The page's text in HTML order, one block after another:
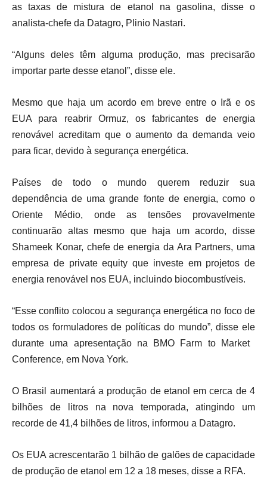
as taxas de mistura de etanol na gasolina, disse o
analista-chefe da Datagro, Plinio Nastari.
“Alguns deles têm alguma produção, mas precisarão
importar parte desse etanol”, disse ele.
Mesmo que haja um acordo em breve entre o Irã e os
EUA para reabrir Ormuz, os fabricantes de energia
renovável acreditam que ‌o aumento da demanda veio
para ficar, devido à segurança energética.
Países de todo o mundo querem reduzir sua
dependência de uma grande fonte de energia, como o
Oriente Médio, onde as tensões provavelmente
continuarão altas ⁠mesmo que haja um acordo, disse
Shameek Konar, chefe de energia da Ara Partners, uma
empresa de private equity que investe em projetos de
energia renovável nos EUA, incluindo biocombustíveis.
“Esse conflito colocou a segurança energética no foco ​de
todos os formuladores de políticas do mundo”, disse ele
durante uma apresentação na BMO Farm to Market ​
Conference, em Nova York.
O Brasil aumentará a produção de etanol em cerca de 4
bilhões de litros na nova temporada, atingindo um
recorde de 41,4 bilhões de litros, informou a Datagro.
Os EUA acrescentarão 1 bilhão de galões de capacidade
de produção de etanol em 12 a ‌18 meses, disse a RFA.